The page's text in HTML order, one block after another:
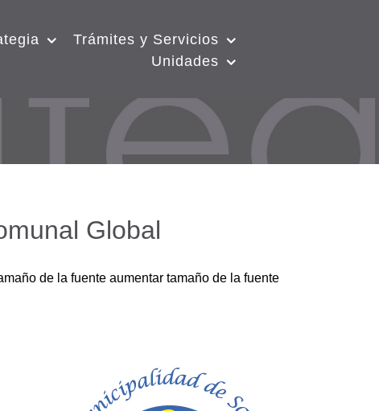
Trámites y Servicios
Unidades
Global
de la fuente aumentar tamaño de la fuente